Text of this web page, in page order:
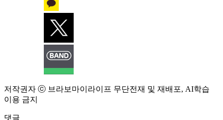
저작권자 ⓒ 브라보마이라이프 무단전재 및 재배포, AI학습
이용 금지
댓글